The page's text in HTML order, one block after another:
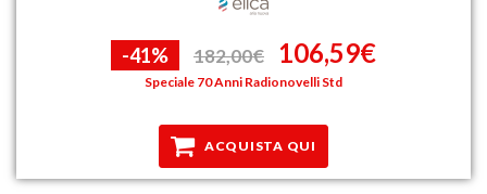
-41% 182,00€ 106,59€
Speciale 70 Anni Radionovelli Std
ACQUISTA QUI